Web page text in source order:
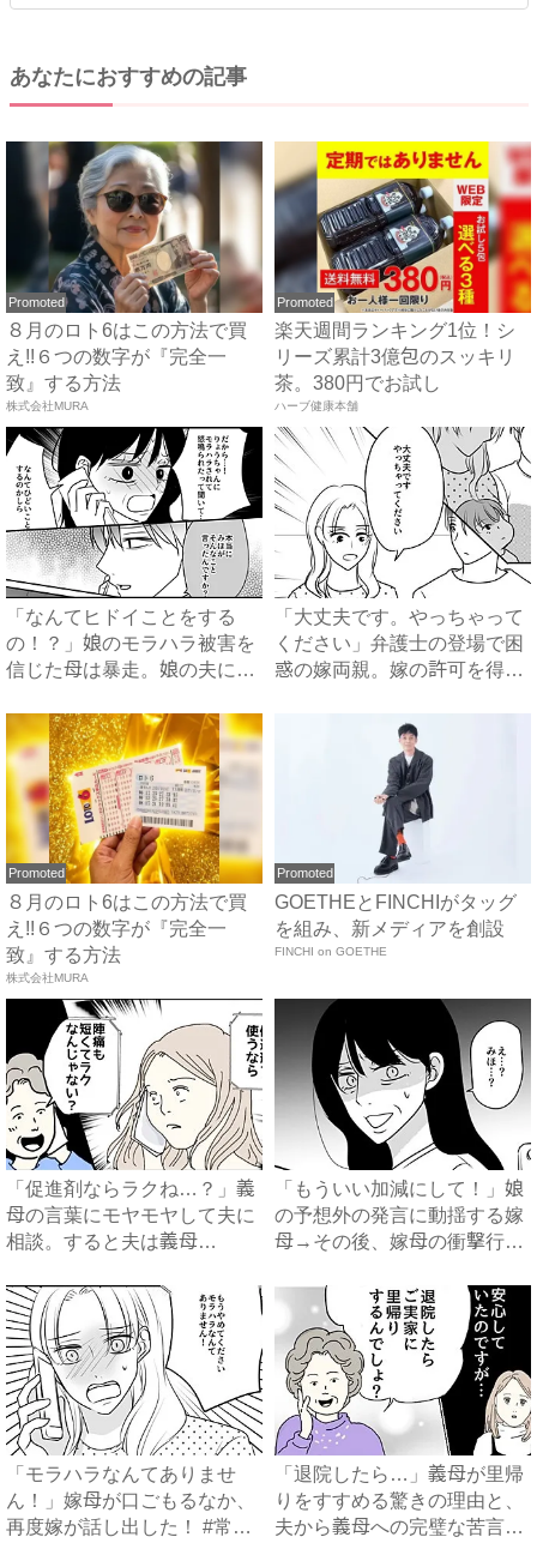
あなたにおすすめの記事
Promoted
８月のロト6はこの方法で買
え!!６つの数字が『完全一
致』する方法
株式会社MURA
Promoted
楽天週間ランキング1位！シ
リーズ累計3億包のスッキリ
茶。380円でお試し
ハーブ健康本舗
「なんてヒドイことをする
の！？」娘のモラハラ被害を
信じた母は暴走。娘の夫に電
「大丈夫です。やっちゃって
ください」弁護士の登場で困
惑の嫁両親。嫁の許可を得た
Promoted
８月のロト6はこの方法で買
え!!６つの数字が『完全一
致』する方法
株式会社MURA
Promoted
GOETHEとFINCHIがタッグ
を組み、新メディアを創設
FINCHI on GOETHE
「促進剤ならラクね…？」義
母の言葉にモヤモヤして夫に
相談。すると夫は義母
「もういい加減にして！」娘
の予想外の発言に動揺する嫁
母→その後、嫁母の衝撃行動
「モラハラなんてありませ
ん！」嫁母が口ごもるなか、
再度嫁が話し出した！ #常識
「退院したら…」義母が里帰
りをすすめる驚きの理由と、
夫から義母への完璧な苦言